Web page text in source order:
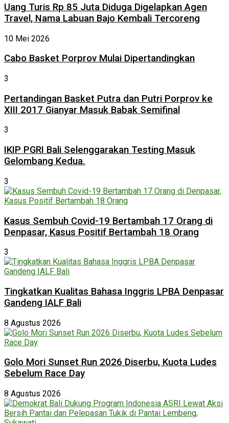
Uang Turis Rp 85 Juta Diduga Digelapkan Agen
Travel, Nama Labuan Bajo Kembali Tercoreng
10 Mei 2026
Cabo Basket Porprov Mulai Dipertandingkan
3
Pertandingan Basket Putra dan Putri Porprov ke
XIII 2017 Gianyar Masuk Babak Semifinal
3
IKIP PGRI Bali Selenggarakan Testing Masuk
Gelombang Kedua.
3
Kasus Sembuh Covid-19 Bertambah 17 Orang di
Denpasar, Kasus Positif Bertambah 18 Orang
3
Tingkatkan Kualitas Bahasa Inggris LPBA Denpasar
Gandeng IALF Bali
8 Agustus 2026
Golo Mori Sunset Run 2026 Diserbu, Kuota Ludes
Sebelum Race Day
8 Agustus 2026